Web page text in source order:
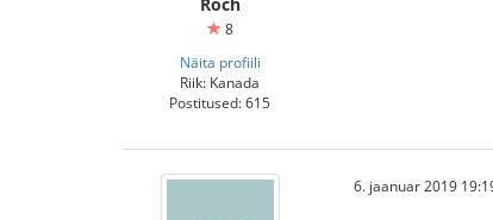
8
Näita profiili
Riik: Kanada
Postitused: 615
6. jaanuar 2019